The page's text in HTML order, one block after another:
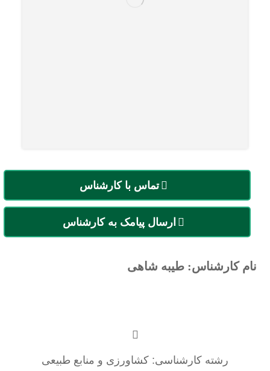
تماس با کارشناس
ارسال پیامک به کارشناس
نام کارشناس: طیبه شاهی
رشته کارشناسی: کشاورزی و منابع طبیعی